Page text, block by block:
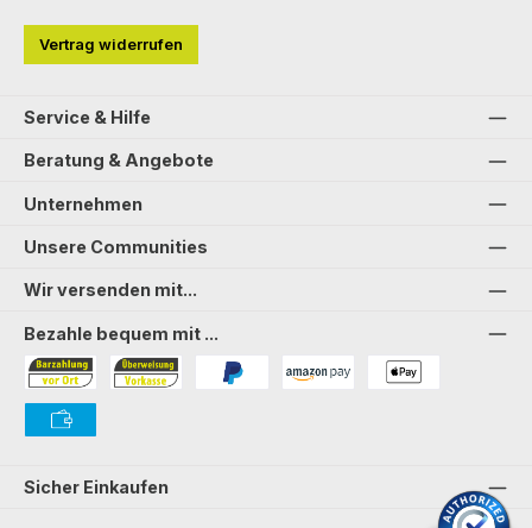
Vertrag widerrufen
Service & Hilfe
Beratung & Angebote
Unternehmen
Unsere Communities
Wir versenden mit...
Bezahle bequem mit ...
Bezahlung in der Filiale
Sicher Einkaufen